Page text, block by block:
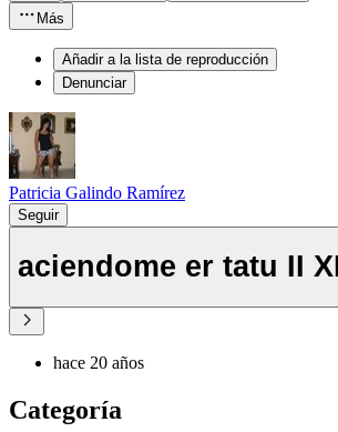
Más
Añadir a la lista de reproducción
Denunciar
Patricia Galindo Ramírez
Seguir
aciendome er tatu II
hace 20 años
Categoría